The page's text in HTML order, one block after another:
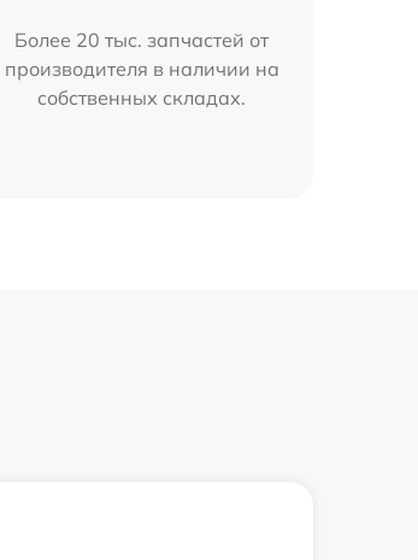
Более 20 тыс. запчастей от
производителя в наличии на
собственных складах.